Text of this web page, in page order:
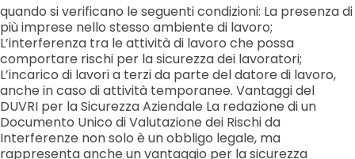
quando si verificano le seguenti condizioni: La presenza di
più imprese nello stesso ambiente di lavoro;
L’interferenza tra le attività di lavoro che possa
comportare rischi per la sicurezza dei lavoratori;
L’incarico di lavori a terzi da parte del datore di lavoro,
anche in caso di attività temporanee. Vantaggi del
DUVRI per la Sicurezza Aziendale La redazione di un
Documento Unico di Valutazione dei Rischi da
Interferenze non solo è un obbligo legale, ma
rappresenta anche un vantaggio per la sicurezza